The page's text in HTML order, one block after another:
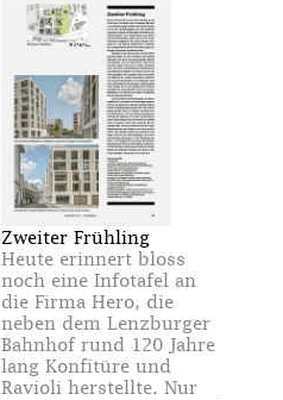
Zweiter Frühling
Heute erinnert bloss
noch eine Infotafel an
die Firma Hero, die
neben dem Lenzburger
Bahnhof rund 120 Jahre
lang Konfitüre und
Ravioli herstellte. Nur